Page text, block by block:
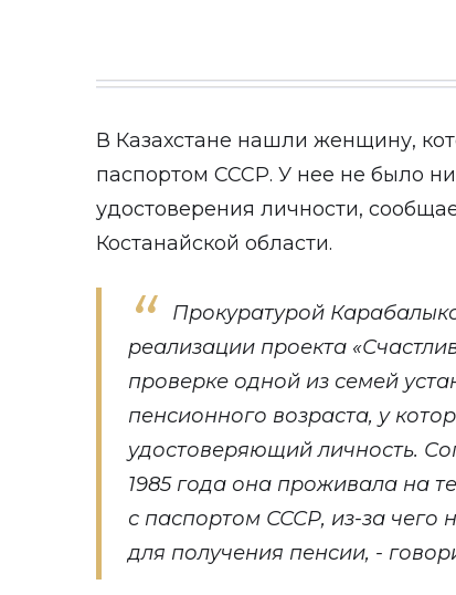
В Казахстане нашли женщину,
паспортом СССР. У нее не было ни
удостоверения личности,
Костанайской области.
Прокуратурой
реализации проекта
проверке одной из семей
пенсионного возраста, у
удостоверяющий личность.
1985 года она проживала на
с паспортом СССР, из-за чего
для получения пенсии, -